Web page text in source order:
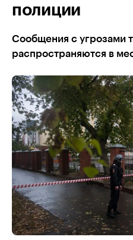
полиции
Сообщения с угрозами
распространяются в